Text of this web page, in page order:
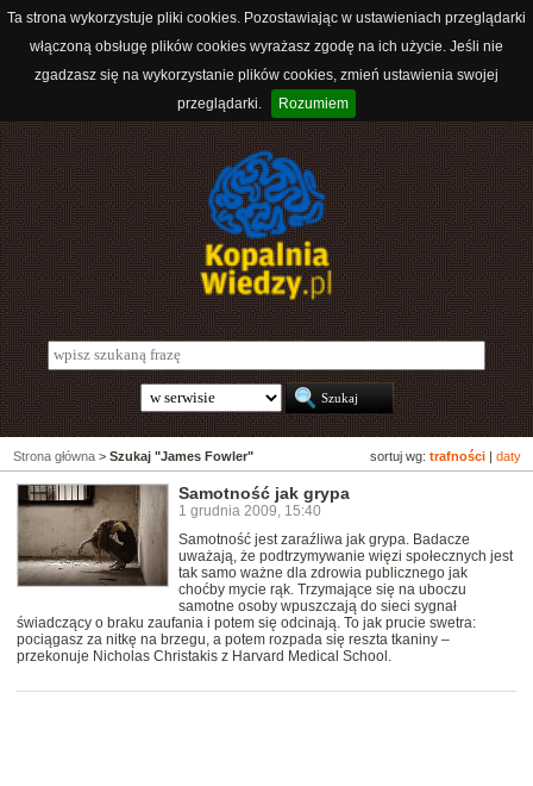
Ta strona wykorzystuje pliki cookies. Pozostawiając w ustawieniach przeglądarki
włączoną obsługę plików cookies wyrażasz zgodę na ich użycie. Jeśli nie
zgadzasz się na wykorzystanie plików cookies, zmień ustawienia swojej
przeglądarki.
Rozumiem
sortuj wg: trafności daty
Strona główna > Szukaj "James Fowler"
Samotność jak grypa
1 grudnia 2009, 15:40
Samotność jest zaraźliwa jak grypa. Badacze
uważają, że podtrzymywanie więzi społecznych jest
tak samo ważne dla zdrowia publicznego jak
choćby mycie rąk. Trzymające się na uboczu
samotne osoby wpuszczają do sieci sygnał
świadczący o braku zaufania i potem się odcinają. To jak prucie swetra:
pociągasz za nitkę na brzegu, a potem rozpada się reszta tkaniny –
przekonuje Nicholas Christakis z Harvard Medical School.